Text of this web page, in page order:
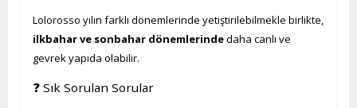
Lolorosso yılın farklı dönemlerinde yetiştirilebilmekle birlikte,
ilkbahar ve sonbahar dönemlerindedaha canlı ve
gevrek yapıda olabilir.
❓ Sık Sorulan Sorular